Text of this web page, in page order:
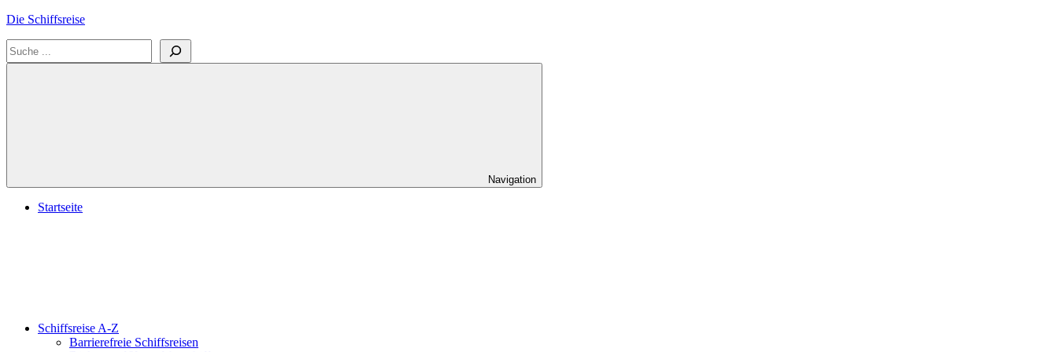
Zum
springen
Die Schiffsreise
Literatur-
Suchen
Navigation
Startseite
Schiffsreise A-Z
Barrierefreie Schiffsreisen